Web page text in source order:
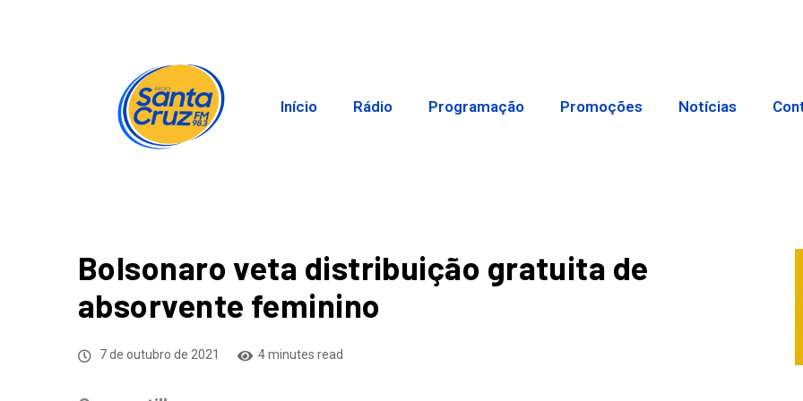
Início Rádio Programação Promoções Notícias
Bolsonaro veta distribuição gratuita de
absorvente feminino
7 de outubro de 2021 4 minutes read